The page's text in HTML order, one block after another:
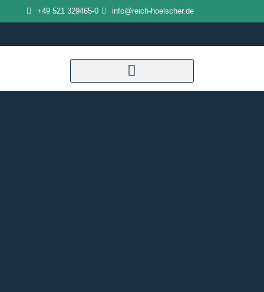
+49 521 329465-0 info@reich-hoelscher.de